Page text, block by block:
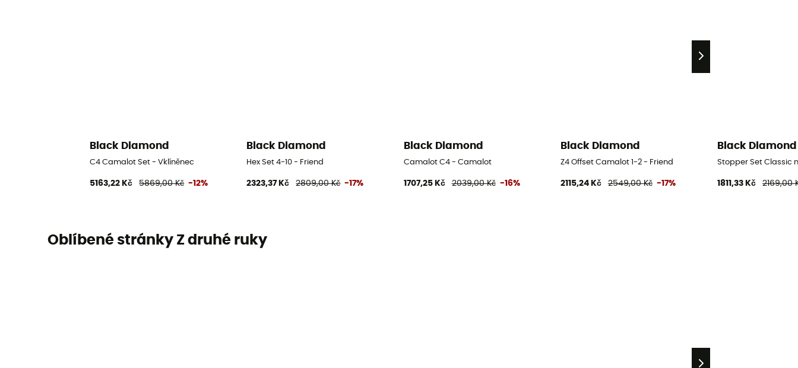
Black Diamond
C4 Camalot Set - Vklíněnec
5163,22 Kč 5869,00 Kč -12%
Black Diamond
Hex Set 4-10 - Friend
2323,37 Kč 2809,00 Kč -17%
Black Diamond
Camalot C4 - Camalot
1707,25 Kč 2039,00 Kč -16%
Black Diamond
Z4 Offset Camalot 1-2 - Friend
2115,24 Kč 2549,00 Kč -17%
Black Diamond
Stopper Set Classic
1811,33 Kč 2169,00
Oblíbené stránky Z druhé ruky